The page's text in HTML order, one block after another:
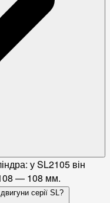
у SL2105 він
— 108 мм.
серії SL?